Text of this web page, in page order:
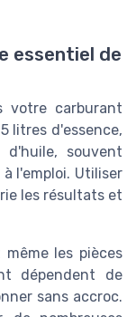
essentiel de
votre carburant
litres d'essence,
souvent
l'emploi. Utiliser
les résultats et
les pièces
dépendent de
sans accroc.